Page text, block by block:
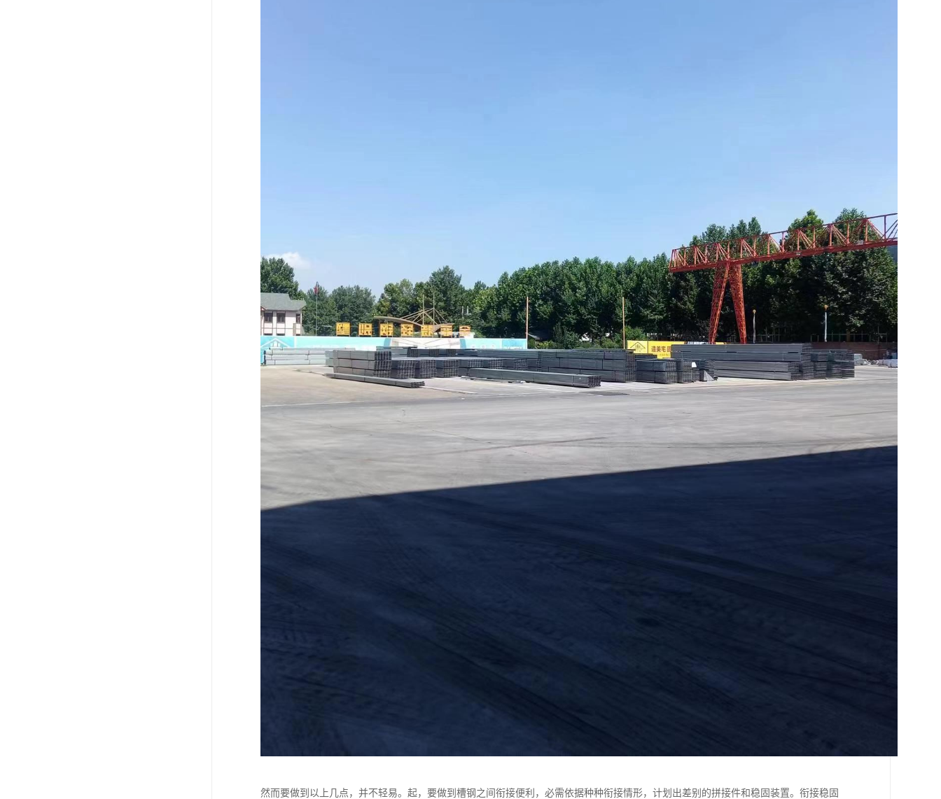
然而要做到以上几点，并不轻易。起，要做到槽钢之间衔接便利，必需依据种种衔接情形，计划出差别的拼接件和稳固装置。衔接稳固